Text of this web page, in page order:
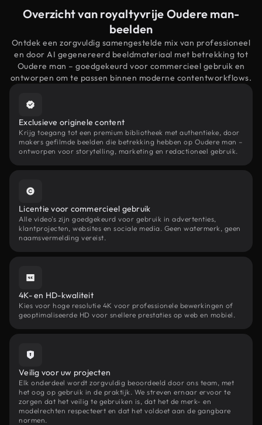
Overzicht van royaltyvrije Oudere man-
beelden
Ontdek een zorgvuldig samengestelde mix van professioneel
en door AI gegenereerd beeldmateriaal met betrekking tot
Oudere man – goedgekeurd voor commercieel gebruik en
ontworpen om te passen binnen moderne contentworkflows.
Exclusieve originele content
Krijg toegang tot een premium bibliotheek met authentieke, door
makers gefilmde beelden die betrekking hebben op Oudere man –
ontworpen voor storytelling, marketing en redactioneel gebruik.
Licentie voor commercieel gebruik
Alle video's zijn goedgekeurd voor gebruik in advertenties,
klantprojecten, websites en sociale media. Geen watermerk, geen
naamsvermelding vereist.
4K- en HD-kwaliteit
Kies voor hoge resolutie 4K voor professionele bewerkingen of
geoptimaliseerde HD voor snellere prestaties op web en mobiel.
Veilig voor uw projecten
Elk onderdeel wordt zorgvuldig beoordeeld door ons team, met
het oog op gebruik in de praktijk. We streven ernaar ervoor te
zorgen dat het veilig te gebruiken is, dat het de merk- en
modelrechten respecteert en dat het voldoet aan de gangbare
normen.